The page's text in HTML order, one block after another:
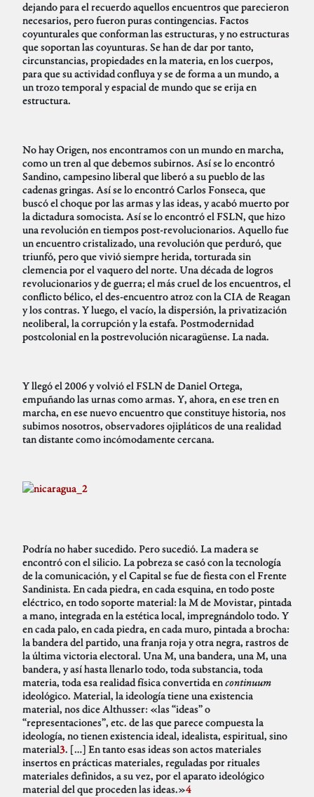
dejando para el recuerdo aquellos encuentros que parecieron
necesarios, pero fueron puras contingencias. Factos
coyunturales que conforman las estructuras, y no estructuras
que soportan las coyunturas. Se han de dar por tanto,
circunstancias, propiedades en la materia, en los cuerpos,
para que su actividad confluya y se de forma a un mundo, a
un trozo temporal y espacial de mundo que se erija en
estructura.
No hay Origen, nos encontramos con un mundo en marcha,
como un tren al que debemos subirnos. Así se lo encontró
Sandino, campesino liberal que liberó a su pueblo de las
cadenas gringas. Así se lo encontró Carlos Fonseca, que
buscó el choque por las armas y las ideas, y acabó muerto por
la dictadura somocista. Así se lo encontró el FSLN, que hizo
una revolución en tiempos post-revolucionarios. Aquello fue
un encuentro cristalizado, una revolución que perduró, que
triunfó, pero que vivió siempre herida, torturada sin
clemencia por el vaquero del norte. Una década de logros
revolucionarios y de guerra; el más cruel de los encuentros, el
conflicto bélico, el des-encuentro atroz con la CIA de Reagan
y los contras. Y luego, el vacío, la dispersión, la privatización
neoliberal, la corrupción y la estafa. Postmodernidad
postcolonial en la postrevolución nicaragüense. La nada.
Y llegó el 2006 y volvió el FSLN de Daniel Ortega,
empuñando las urnas como armas. Y, ahora, en ese tren en
marcha, en ese nuevo encuentro que constituye historia, nos
subimos nosotros, observadores ojipláticos de una realidad
tan distante como incómodamente cercana.
Podría no haber sucedido. Pero sucedió. La madera se
encontró con el silicio. La pobreza se casó con la tecnología
de la comunicación, y el Capital se fue de fiesta con el Frente
Sandinista. En cada piedra, en cada esquina, en todo poste
eléctrico, en todo soporte material: la M de Movistar, pintada
a mano, integrada en la estética local, impregnándolo todo. Y
en cada palo, en cada piedra, en cada muro, pintada a brocha:
la bandera del partido, una franja roja y otra negra, rastros de
la última victoria electoral. Una M, una bandera, una M, una
bandera, y así hasta llenarlo todo, toda substancia, toda
materia, toda esa realidad física convertida encontinuum
ideológico. Material, la ideología tiene una existencia
material, nos dice Althusser: «las “ideas” o
“representaciones”, etc. de las que parece compuesta la
ideología, no tienen existencia ideal, idealista, espiritual, sino
material3. […] En tanto esas ideas son actos materiales
insertos en prácticas materiales, reguladas por rituales
materiales definidos, a su vez, por el aparato ideológico
material del que proceden las ideas.»4